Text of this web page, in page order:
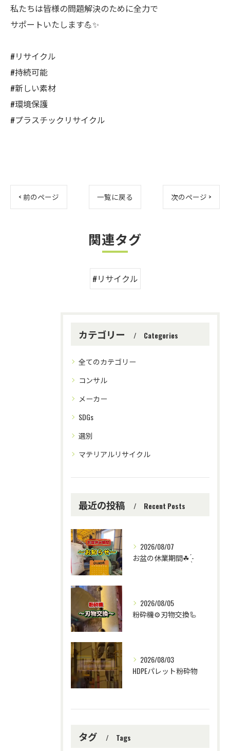
私たちは皆様の問題解決のために全力で
サポートいたします💪✨
#リサイクル
#持続可能
#新しい素材
#環境保護
#プラスチックリサイクル
< 前のページ 一覧に戻る 次のページ >
関連タグ
#リサイクル
カテゴリー Categories
全てのカテゴリー
コンサル
メーカー
SDGs
選別
マテリアルリサイクル
最近の投稿 Recent Posts
2026/08/07
お盆の休業期間☘ ̖́-
2026/08/05
粉砕機⚙️刃物交換🦾
2026/08/03
HDPEパレット粉砕物
タグ Tags